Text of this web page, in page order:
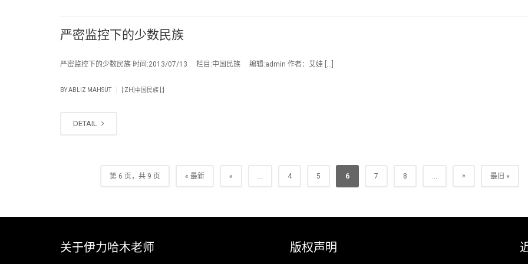
严密监控下的少数民族
严密监控下的少数民族 时间:2013/07/13 栏目:中国民族 编辑:admin 作者：艾娃 […]
BYABLIZ MAHSUT [:ZH]中国民族 [:]
DETAIL
第 6 页，共 9 页 « 最新 « ... 4 5 6 7 8 ... » 最旧 »
关于伊力哈木老师 版权声明